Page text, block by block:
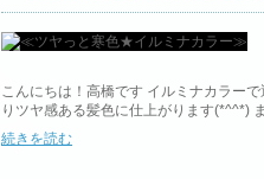
こんにちは！高橋です イルミナカラー
りツヤ感ある髪色に仕上がります(*^^*)
続きを読む